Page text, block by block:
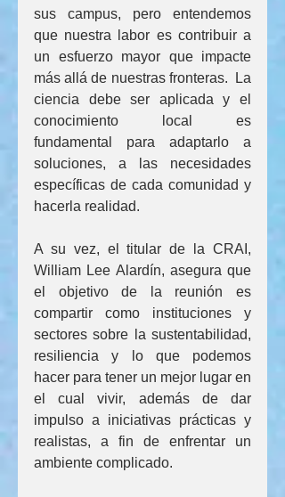
sus campus, pero entendemos
que nuestra labor es contribuir a
un esfuerzo mayor que impacte
más allá de nuestras fronteras.  La
ciencia debe ser aplicada y el
conocimiento local es
fundamental para adaptarlo a
soluciones, a las necesidades
específicas de cada comunidad y
hacerla realidad.
A su vez, el titular de la CRAI,
William Lee Alardín, asegura que
el objetivo de la reunión es
compartir como instituciones y
sectores sobre la sustentabilidad,
resiliencia y lo que podemos
hacer para tener un mejor lugar en
el cual vivir, además de dar
impulso a iniciativas prácticas y
realistas, a fin de enfrentar un
ambiente complicado.